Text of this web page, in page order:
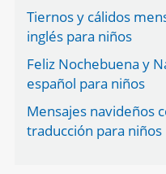
Tiernos y cálidos
inglés para niños
Feliz Nochebuena y
español para niños
Mensajes navideños
traducción para niños